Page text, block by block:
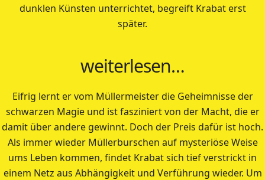
dunklen Künsten unterrichtet, begreift Krabat erst
später.
weiterlesen…
Eifrig lernt er vom Müllermeister die Geheimnisse der
schwarzen Magie und ist fasziniert von der Macht, die er
damit über andere gewinnt. Doch der Preis dafür ist hoch.
Als immer wieder Müllerburschen auf mysteriöse Weise
ums Leben kommen, findet Krabat sich tief verstrickt in
einem Netz aus Abhängigkeit und Verführung wieder. Um